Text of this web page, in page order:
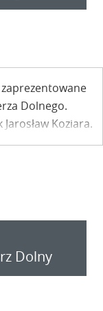
Dolnego.
Koziara.
Dolny